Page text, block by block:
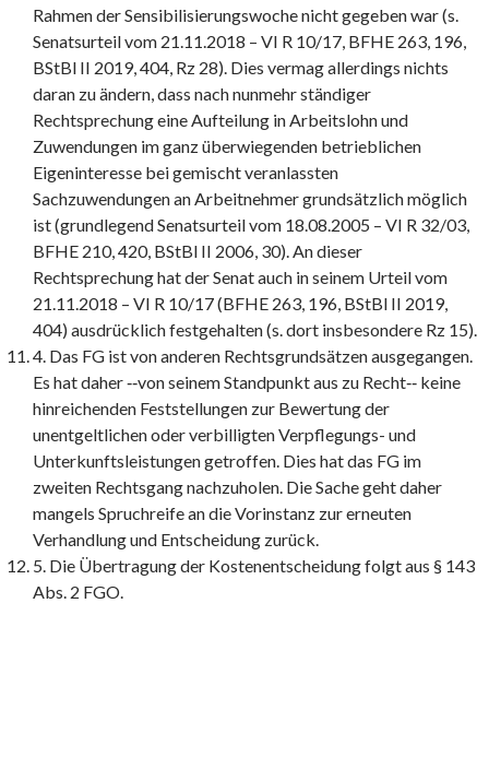
Rahmen der Sensibilisierungswoche nicht gegeben war (s.
Senatsurteil vom 21.11.2018 – VI R 10/17, BFHE 263, 196,
BStBl II 2019, 404, Rz 28). Dies vermag allerdings nichts
daran zu ändern, dass nach nunmehr ständiger
Rechtsprechung eine Aufteilung in Arbeitslohn und
Zuwendungen im ganz überwiegenden betrieblichen
Eigeninteresse bei gemischt veranlassten
Sachzuwendungen an Arbeitnehmer grundsätzlich möglich
ist (grundlegend Senatsurteil vom 18.08.2005 – VI R 32/03,
BFHE 210, 420, BStBl II 2006, 30). An dieser
Rechtsprechung hat der Senat auch in seinem Urteil vom
21.11.2018 – VI R 10/17 (BFHE 263, 196, BStBl II 2019,
404) ausdrücklich festgehalten (s. dort insbesondere Rz 15).
4. Das FG ist von anderen Rechtsgrundsätzen ausgegangen.
Es hat daher ‑‑von seinem Standpunkt aus zu Recht‑‑ keine
hinreichenden Feststellungen zur Bewertung der
unentgeltlichen oder verbilligten Verpflegungs- und
Unterkunftsleistungen getroffen. Dies hat das FG im
zweiten Rechtsgang nachzuholen. Die Sache geht daher
mangels Spruchreife an die Vorinstanz zur erneuten
Verhandlung und Entscheidung zurück.
5. Die Übertragung der Kostenentscheidung folgt aus § 143
Abs. 2 FGO.